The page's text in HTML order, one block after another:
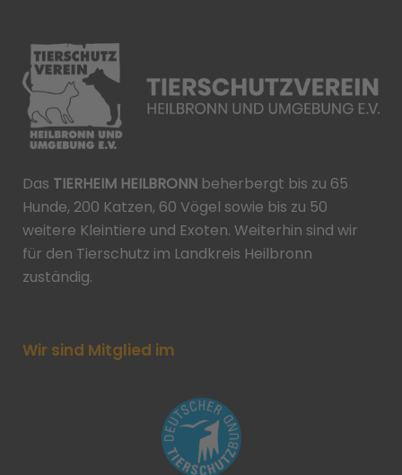
Das TIERHEIM HEILBRONN beherbergt bis zu 65
Hunde, 200 Katzen, 60 Vögel sowie bis zu 50
weitere Kleintiere und Exoten. Weiterhin sind wir
für den Tierschutz im Landkreis Heilbronn
zuständig.
Wir sind Mitglied im